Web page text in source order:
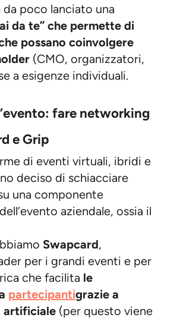
da poco lanciato una
da te” che permette di
possano coinvolgere
(CMO, organizzatori,
a esigenze individuali.
fare networking
e Grip
di eventi virtuali, ibridi e
deciso di schiacciare
una componente
aziendale, ossia il
Swapcard ,
per i grandi eventi e per
che facilita le
partecipantigrazie a
artificiale (per questo viene